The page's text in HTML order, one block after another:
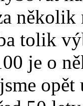
tolik
je o